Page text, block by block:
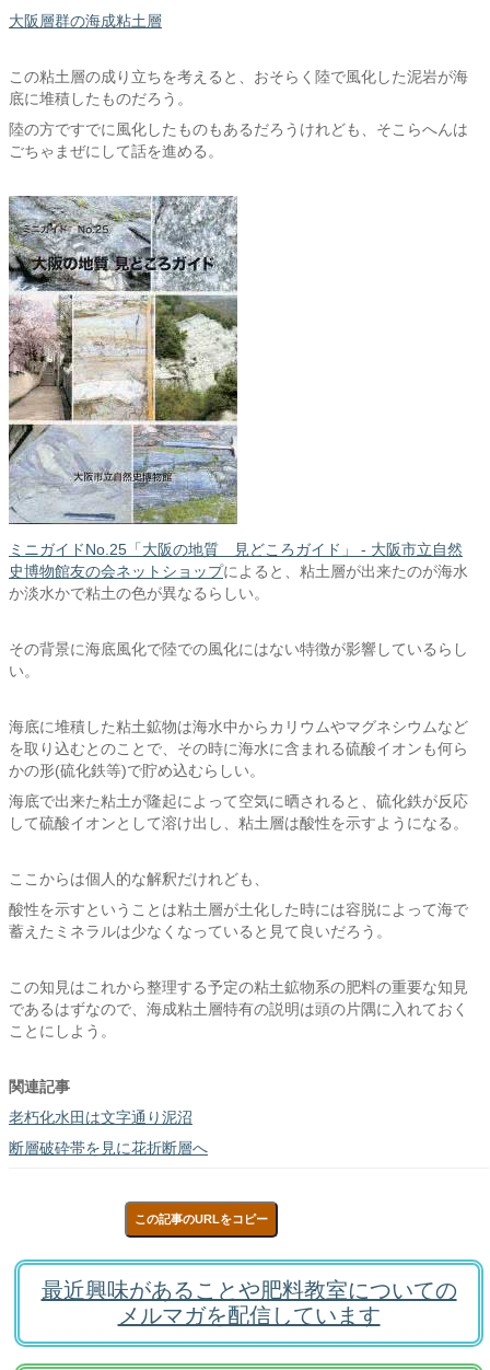
大阪層群の海成粘土層
この粘土層の成り立ちを考えると、おそらく陸で風化した泥岩が海
底に堆積したものだろう。
陸の方ですでに風化したものもあるだろうけれども、そこらへんは
ごちゃまぜにして話を進める。
ミニガイドNo.25「大阪の地質 見どころガイド」 - 大阪市立自然
史博物館友の会ネットショップによると、粘土層が出来たのが海水
か淡水かで粘土の色が異なるらしい。
その背景に海底風化で陸での風化にはない特徴が影響しているらし
い。
海底に堆積した粘土鉱物は海水中からカリウムやマグネシウムなど
を取り込むとのことで、その時に海水に含まれる硫酸イオンも何ら
かの形(硫化鉄等)で貯め込むらしい。
海底で出来た粘土が隆起によって空気に晒されると、硫化鉄が反応
して硫酸イオンとして溶け出し、粘土層は酸性を示すようになる。
ここからは個人的な解釈だけれども、
酸性を示すということは粘土層が土化した時には容脱によって海で
蓄えたミネラルは少なくなっていると見て良いだろう。
この知見はこれから整理する予定の粘土鉱物系の肥料の重要な知見
であるはずなので、海成粘土層特有の説明は頭の片隅に入れておく
ことにしよう。
関連記事
老朽化水田は文字通り泥沼
断層破砕帯を見に花折断層へ
この記事のURLをコピー
最近興味があることや肥料教室についての
メルマガを配信しています